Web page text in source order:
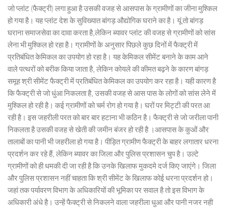
जो प्लांट (फैक्ट्री) लगा हुआ है उसकी वजह से आसपास के ग्रामीणों का जीना मुश्किल
हो गया है। यह प्लांट देश के सुविख्यात बांगड़ औद्योगिक घराने का है। यूं तो बांगड़
घराना समाजसेवा का दावा करता है,लेकिन ब्यावर प्लांट की वजह से ग्रामीणों को सांस
लेना भी मुश्किल हो रहा है। ग्रामीणों के अनुसार पिछले कुछ दिनों में फैक्ट्री में
प्रतिबंधित केमिकल का उपयोग हो रहा है। यह केमिकल सीमेंट बनाने के काम आने
वाले पत्थरों को बरीक किया जाता है, लेकिन कोयले की कीमत बढ़ने के कारण बांगड़
समूह श्री सीमेंट फैक्ट्री में प्रतिबंधित केमिकल का उपयोग कर रहा है। यही कारण है
कि फैक्ट्री से जो धुंआ निकलता है, उसकी वजह से आस पास के लोगों को सांस लेने में
मुश्किल हो रही है। कई ग्रामीणों को चर्म रोग हो गया है। घरों पर मिट्टी की परत आ
रही है। इस जहरीली परत को बार बार हटाना भी कठिन है। फैक्ट्री से जो जरीला पानी
निकलता है उसकी वजह से खेती की जमीन बंजर हो रही है ।आसपास के कुओं और
तालाबों का पानी भी जहरीला हो गया है। पीड़ित ग्रामीण फैक्ट्री के बाहर लगातार धरना
प्रदर्शन कर रहे हैं, लेकिन ब्यावर का जिला और पुलिस प्रशासन चुप है। उल्टे
ग्रामीणों को ही धमकी दी जा रही है कि उनके खिलाफ मुकदमे दर्ज किए जाएंगे। जिला
और पुलिस प्रशासन नहीं चाहता कि श्री सीमेंट के खिलाफ कोई धरना प्रदर्शन हो।
जहां तक पर्यावरण विभाग के अधिकारियों की भूमिका पर सवाल है तो इस विभाग के
अधिकारी अंधे है। उन्हें फैक्ट्री से निकलने वाला जहरीला धुआ और पानी नजर नही